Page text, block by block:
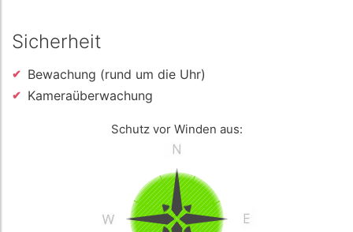
Sicherheit
Bewachung (rund um die Uhr)
Kameraüberwachung
Schutz vor Winden aus: